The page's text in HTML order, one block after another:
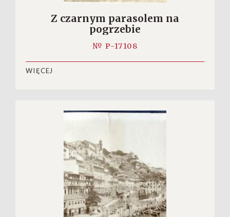
Z czarnym parasolem na
pogrzebie
№ P-17108
WIĘCEJ